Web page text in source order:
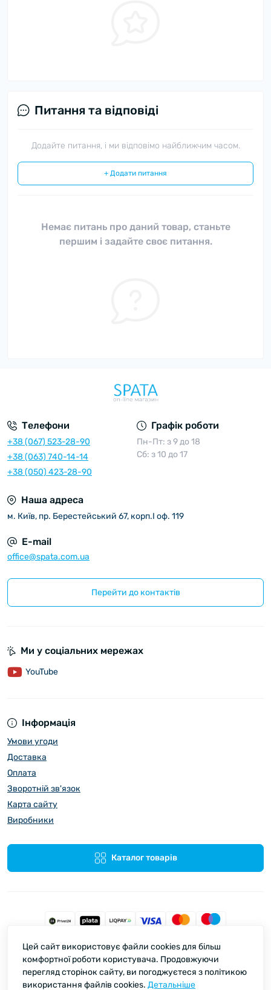
Питання та відповіді
Додайте питання, і ми відповімо найближчим часом.
+ Додати питання
Немає питань про даний товар, станьте
першим і задайте своє питання.
Телефони
+38 (067) 523-28-90
+38 (063) 740-14-14
+38 (050) 423-28-90
Графік роботи
Пн-Пт: з 9 до 18
Сб: з 10 до 17
Наша адреса
м. Київ, пр. Берестейський 67, корп.I оф. 119
E-mail
office@spata.com.ua
Перейти до контактів
Інформація
Умови угоди
Доставка
Оплата
Зворотній зв'язок
Карта сайту
Виробники
Каталог товарів
Ми у соціальних мережах
YouTube
Spata © 2026
Цей сайт використовує файли cookies для більш
комфортної роботи користувача. Продовжуючи
перегляд сторінок сайту, ви погоджуєтеся з політикою
використання файлів cookies. Детальніше